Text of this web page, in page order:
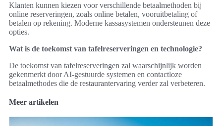
Klanten kunnen kiezen voor verschillende betaalmethoden bij
online reserveringen, zoals online betalen, vooruitbetaling of
betalen op rekening. Moderne kassasystemen ondersteunen deze
opties.
Wat is de toekomst van tafelreserveringen en technologie?
De toekomst van tafelreserveringen zal waarschijnlijk worden
gekenmerkt door AI-gestuurde systemen en contactloze
betaalmethodes die de restaurantervaring verder zal verbeteren.
Meer artikelen